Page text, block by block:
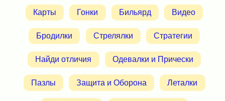
Карты Гонки Бильярд Видео
Бродилки Стрелялки Стратегии
Найди отличия Одевалки и Прически
Пазлы Защита и Оборона Леталки